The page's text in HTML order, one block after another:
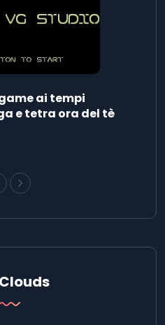
ai tempi
e tetra ora del tè